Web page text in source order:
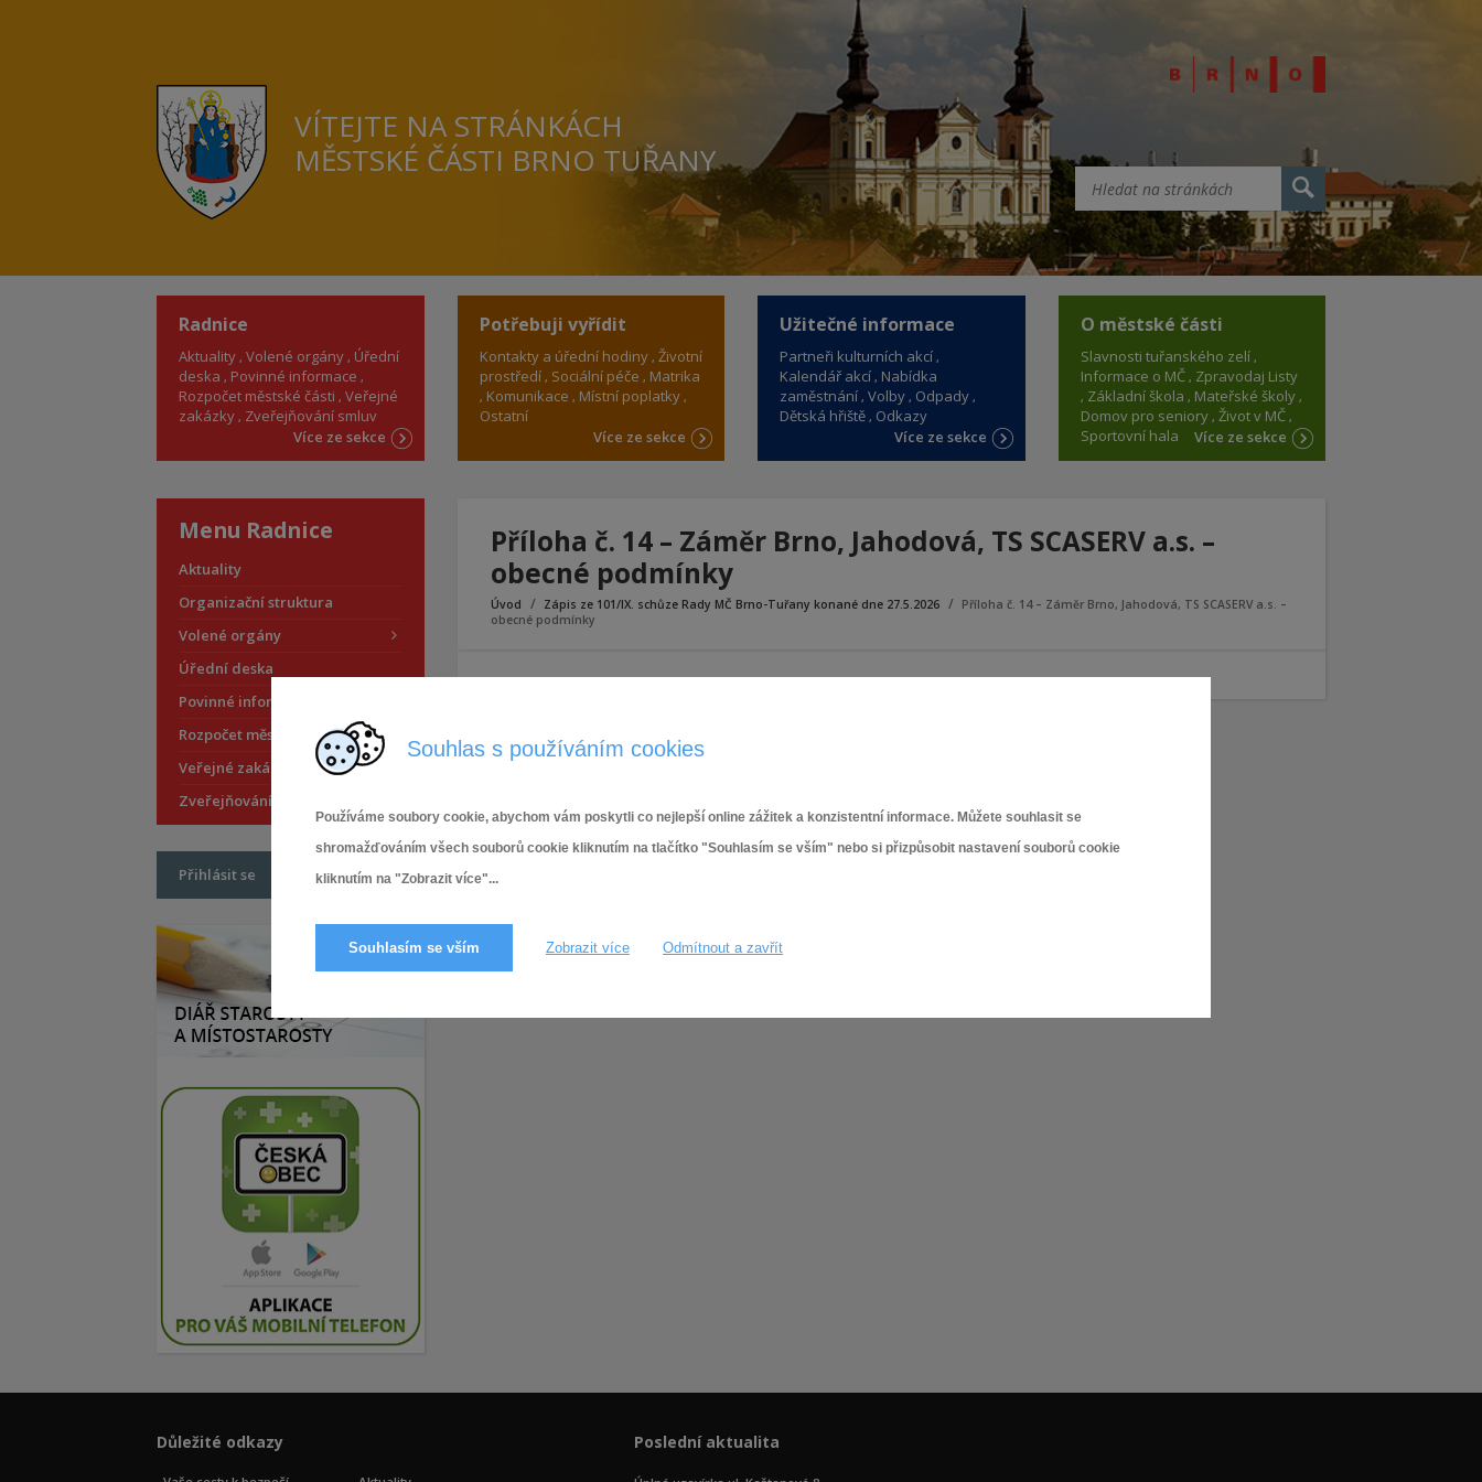
Souhlas s používáním cookies
Používáme soubory cookie, abychom vám poskytli co nejlepší online zážitek a konzistentní informace. Můžete souhlasit se
shromažďováním všech souborů cookie kliknutím na tlačítko "Souhlasím se vším" nebo si přizpůsobit nastavení souborů cookie
kliknutím na "Zobrazit více"...
Souhlasím se vším Zobrazit více Odmítnout a zavřít
VÍTEJTE NA STRÁNKÁCH
MĚSTSKÉ ČÁSTI BRNO TUŘANY
Radnice
Aktuality Volené orgány Úřední
deska
Povinné informace
Rozpočet městské části Veřejné
zakázky Zveřejňování smluv
Více ze sekce
Potřebuji vyřídit
Kontakty a úřední hodiny Životní
prostředí Sociální péče
Matrika
Komunikace
Místní poplatky
Ostatní
Více ze sekce
Užitečné informace
Partneři kulturních akcí
Kalendář akcí Nabídka
zaměstnání Volby Odpady
Dětská hřiště Odkazy
Více ze sekce
O městské části
Slavnosti tuřanského zelí
Informace o MČ Zpravodaj Listy
Základní škola
Mateřské školy
Domov pro seniory Život v MČ
Sportovní hala
Více ze sekce
Příloha č. 14 – Záměr Brno, Jahodová, TS SCASERV a.s. –
obecné podmínky
Úvod Zápis ze 101/IX. schůze Rady MČ Brno-Tuřany konané dne 27.5.2026
Příloha č. 14 – Záměr Brno, Jahodová, TS SCASERV a.s. –
obecné podmínky
Menu Radnice
Aktuality
Organizační struktura
Volené orgány
Úřední deska
Povinné informace
Rozpočet městské části
Veřejné zakázky
Zveřejňování smluv
Přihlásit se
Důležité odkazy Poslední aktualita